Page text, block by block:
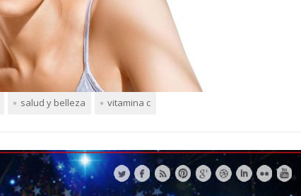
salud y belleza vitamina c